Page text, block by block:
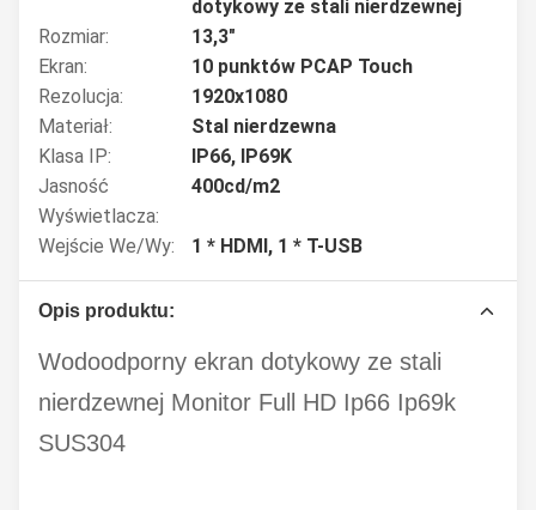
dotykowy ze stali nierdzewnej
Rozmiar:
13,3"
Ekran:
10 punktów PCAP Touch
Rezolucja:
1920x1080
Materiał:
Stal nierdzewna
Klasa IP:
IP66, IP69K
Jasność
Wyświetlacza:
400cd/m2
Wejście We/wy: 1 * HDMI, 1 * T-USB
Opis produktu:
Wodoodporny ekran dotykowy ze stali
nierdzewnej Monitor Full HD Ip66 Ip69k
SUS304